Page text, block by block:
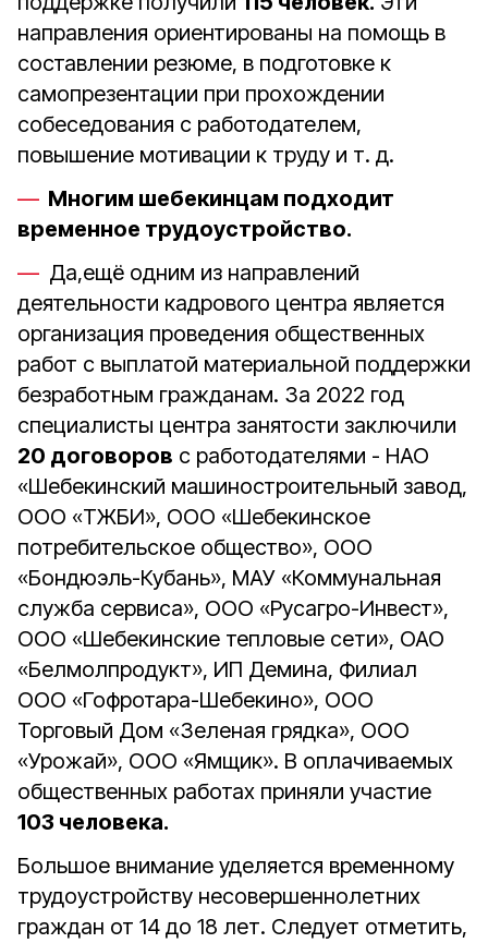
направления ориентированы на помощь в
составлении резюме, в подготовке к
самопрезентации при прохождении
собеседования с работодателем,
повышение мотивации к труду и т. д.
Многим шебекинцам подходит
временное трудоустройство.
Да,ещё одним из направлений
деятельности кадрового центра является
организация проведения общественных
работ с выплатой материальной поддержки
безработным гражданам. За 2022 год
специалисты центра занятости заключили
20 договоров с работодателями - НАО
«Шебекинский машиностроительный завод,
ООО «ТЖБИ», ООО «Шебекинское
потребительское общество», ООО
«Бондюэль-Кубань», МАУ «Коммунальная
служба сервиса», ООО «Русагро-Инвест»,
ООО «Шебекинские тепловые сети», ОАО
«Белмолпродукт», ИП Демина, Филиал
ООО «Гофротара-Шебекино», ООО
Торговый Дом «Зеленая грядка», ООО
«Урожай», ООО «Ямщик». В оплачиваемых
общественных работах приняли участие
103 человека.
Большое внимание уделяется временному
трудоустройству несовершеннолетних
граждан от 14 до 18 лет. Следует отметить,